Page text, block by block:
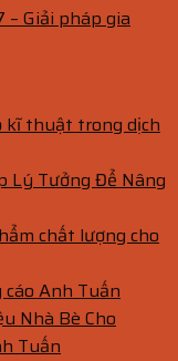
– Giải pháp gia
kĩ thuật trong dịch
Lý Tưởng Để Nâng
chất lượng cho
Anh Tuấn
Nhà Bè Cho
Tuấn